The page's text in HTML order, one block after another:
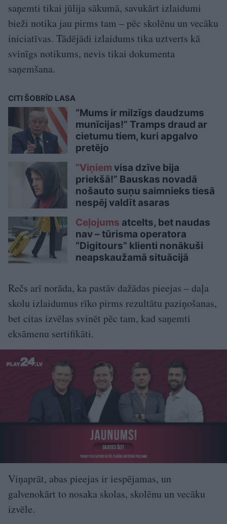
saņemti tikai jūlija sākumā, savukārt izlaidumi
bieži notika jau pirms tam – pēc skolēnu un vecāku
iniciatīvas. Tādējādi izlaidums tika uztverts kā
svinīgs notikums, nevis tikai dokumenta
saņemšana.
CITI ŠOBRĪD LASA
“Mums ir milzīgs daudzums
munīcijas!” Tramps draud ar
cietumu tiem, kuri apgalvo
pretējo
“Viņiem visa dzīve bija
priekšā!” Bauskas novadā
nošauto suņu saimnieks tiesā
nespēj valdīt asaras
Ceļojums atcelts, bet naudas
nav – tūrisma operatora
“Digitours” klienti nonākuši
neapskaužamā situācijā
Rečs arī norāda, ka pastāv dažādas pieejas – daļa
skolu izlaidumus rīko pirms rezultātu paziņošanas,
bet citas izvēlas svinēt pēc tam, kad saņemti
eksāmenu sertifikāti.
Viņaprāt, abas pieejas ir iespējamas, un
galvenokārt to nosaka skolas, skolēnu un vecāku
izvēle.